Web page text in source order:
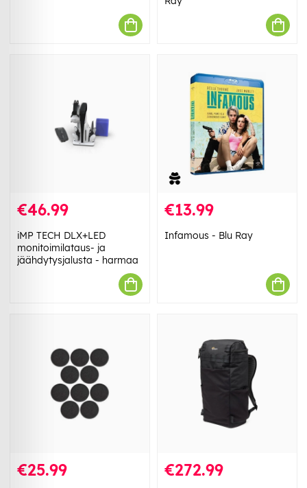
€46.99
iMP TECH DLX+LED
monitoimilataus- ja
jäähdytysjalusta - harmaa
€13.99
Infamous - Blu Ray
€25.99 €272.99